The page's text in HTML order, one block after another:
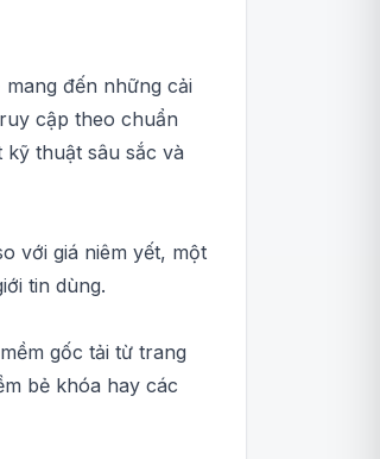
đến những cải
cập theo chuẩn
thuật sâu sắc và
với giá niêm yết, một
tin dùng.
gốc tải từ trang
bẻ khóa hay các